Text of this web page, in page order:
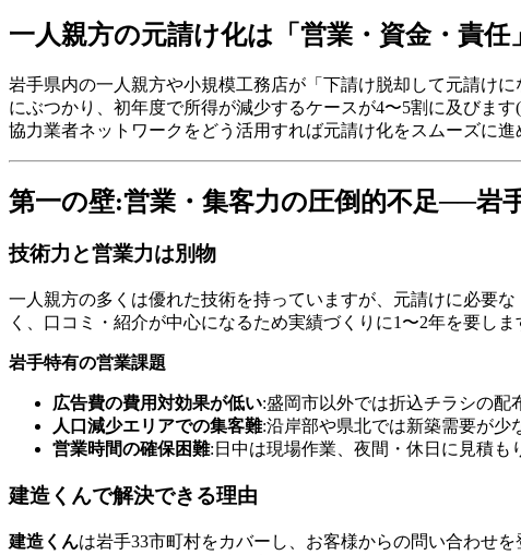
一人親方の元請け化は「営業・資金・責
岩手県内の一人親方や小規模工務店が「下請け脱却して元請け
にぶつかり、初年度で所得が減少するケースが4〜5割に及びま
協力業者ネットワークをどう活用すれば元請け化をスムーズに進
第一の壁:営業・集客力の圧倒的不足──岩
技術力と営業力は別物
一人親方の多くは優れた技術を持っていますが、元請けに必要
く、口コミ・紹介が中心になるため実績づくりに1〜2年を要しま
岩手特有の営業課題
広告費の費用対効果が低い:盛岡市以外では折込チラシの配
人口減少エリアでの集客難:沿岸部や県北では新築需要が少
営業時間の確保困難:日中は現場作業、夜間・休日に見積も
建造くんで解決できる理由
建造くんは岩手33市町村をカバーし、お客様からの問い合わせを